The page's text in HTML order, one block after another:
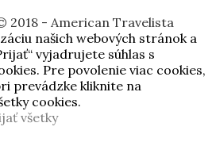
2018 - American Travelista
našich webových stránok a
vyjadrujete súhlas s
Pre povolenie viac cookies,
prevádzke kliknite na
cookies.
všetky